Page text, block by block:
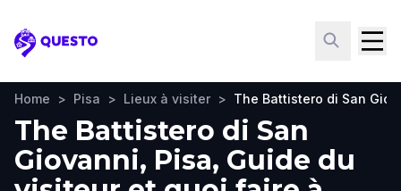
Questo
Home > Pisa > Lieux à visiter > The Battistero di San
The Battistero di San
Giovanni, Pisa, Guide du